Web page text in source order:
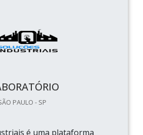
PAULO - SP
é uma plataforma